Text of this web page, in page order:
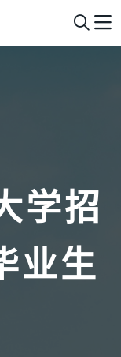
学招
业生